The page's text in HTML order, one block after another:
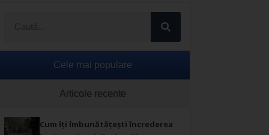
Cele mai populare
Articole recente
Cum îți îmbunătățești încrederea